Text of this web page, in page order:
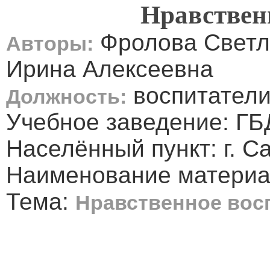
Авторы: Фролова
Ирина Алексеевна
Должность:
Учебное заведение:
Населённый пункт: г.
Наименование
Тема: Нравственное